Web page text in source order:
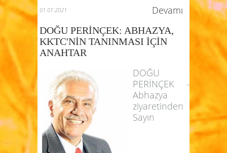
01.01.2021 Devamı
DOĞU PERİNÇEK: ABHAZYA,
KKTC'NİN TANINMASI İÇİN
ANAHTAR
DOĞU
PERİNÇEK -
Abhazya
ziyaretinden
Sayın